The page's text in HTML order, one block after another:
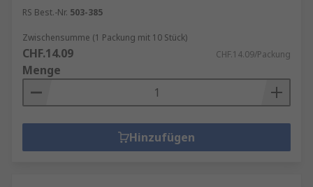
RS Best.-Nr. 503-385
Zwischensumme (1 Packung mit 10 Stück)
CHF.14.09 CHF.14.09/Packung
Menge
Hinzufügen